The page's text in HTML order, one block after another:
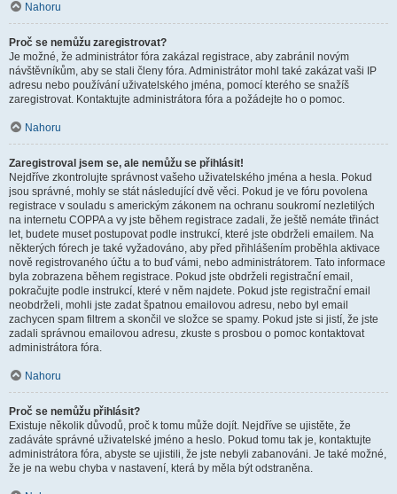
Nahoru
Proč se nemůžu zaregistrovat?
Je možné, že administrátor fóra zakázal registrace, aby zabránil novým
návštěvníkům, aby se stali členy fóra. Administrátor mohl také zakázat vaši IP
adresu nebo používání uživatelského jména, pomocí kterého se snažíš
zaregistrovat. Kontaktujte administrátora fóra a požádejte ho o pomoc.
Nahoru
Zaregistroval jsem se, ale nemůžu se přihlásit!
Nejdříve zkontrolujte správnost vašeho uživatelského jména a hesla. Pokud
jsou správné, mohly se stát následující dvě věci. Pokud je ve fóru povolena
registrace v souladu s americkým zákonem na ochranu soukromí nezletilých
na internetu COPPA a vy jste během registrace zadali, že ještě nemáte třináct
let, budete muset postupovat podle instrukcí, které jste obdrželi emailem. Na
některých fórech je také vyžadováno, aby před přihlášením proběhla aktivace
nově registrovaného účtu a to buď vámi, nebo administrátorem. Tato informace
byla zobrazena během registrace. Pokud jste obdrželi registrační email,
pokračujte podle instrukcí, které v něm najdete. Pokud jste registrační email
neobdrželi, mohli jste zadat špatnou emailovou adresu, nebo byl email
zachycen spam filtrem a skončil ve složce se spamy. Pokud jste si jistí, že jste
zadali správnou emailovou adresu, zkuste s prosbou o pomoc kontaktovat
administrátora fóra.
Nahoru
Proč se nemůžu přihlásit?
Existuje několik důvodů, proč k tomu může dojít. Nejdříve se ujistěte, že
zadáváte správné uživatelské jméno a heslo. Pokud tomu tak je, kontaktujte
administrátora fóra, abyste se ujistili, že jste nebyli zabanováni. Je také možné,
že je na webu chyba v nastavení, která by měla být odstraněna.